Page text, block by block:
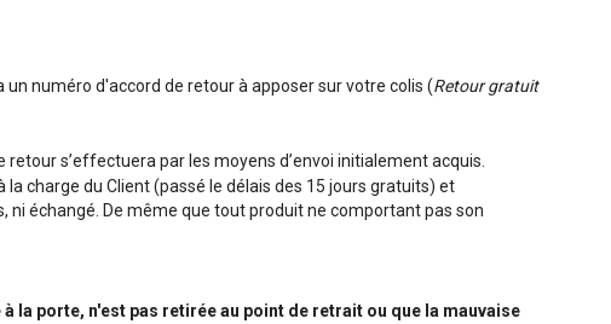
un numéro d'accord de retour à apposer sur votre colis (Retour gratuit
retour s’effectuera par les moyens d’envoi initialement acquis.
la charge du Client (passé le délais des 15 jours gratuits) et
échangé. De même que tout produit ne comportant pas son
la porte, n'est pas retirée au point de retrait ou que la mauvaise